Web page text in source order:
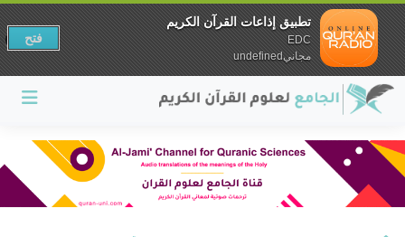
تطبيق إذاعات القرآن الكريم
EDC
مجانيundefined
فتح